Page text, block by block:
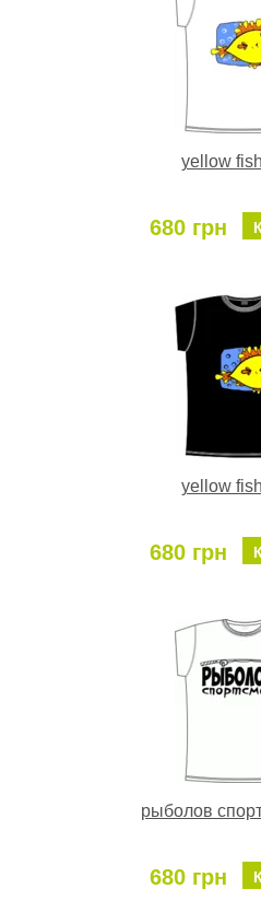
yellow
680 грн
yellow
680 грн
рыболов
680 грн